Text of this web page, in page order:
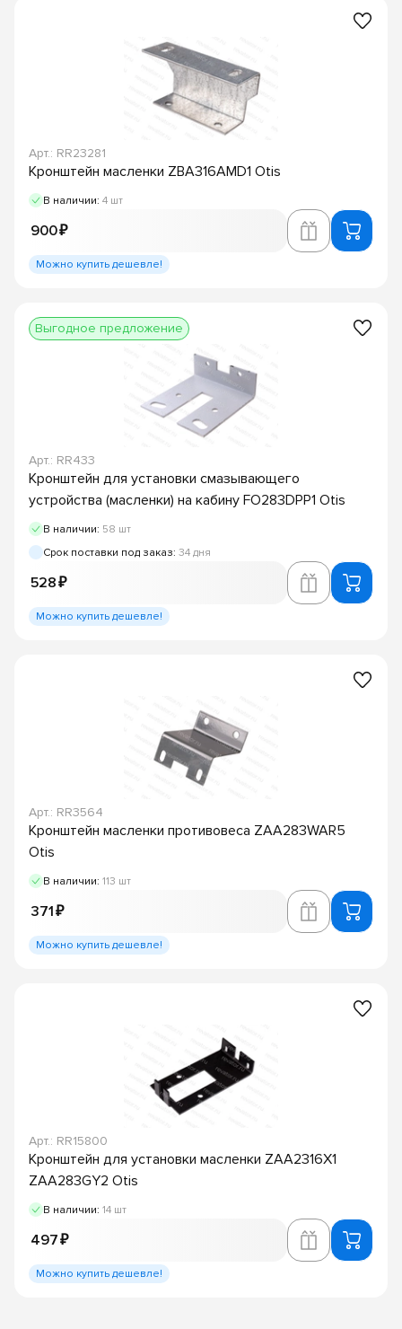
Арт.: RR23281
Кронштейн масленки ZBA316AMD1 Otis
В наличии: 4 шт
900 ₽
Можно купить дешевле!
Выгодное предложение
Арт.: RR433
Кронштейн для установки смазывающего
устройства (масленки) на кабину FO283DPP1 Otis
В наличии: 58 шт
Срок поставки под заказ: 34 дня
528 ₽
Можно купить дешевле!
Арт.: RR3564
Кронштейн масленки противовеса ZAA283WAR5
Otis
В наличии: 113 шт
371 ₽
Можно купить дешевле!
Арт.: RR15800
Кронштейн для установки масленки ZAA2316X1
ZAA283GY2 Otis
В наличии: 14 шт
497 ₽
Можно купить дешевле!